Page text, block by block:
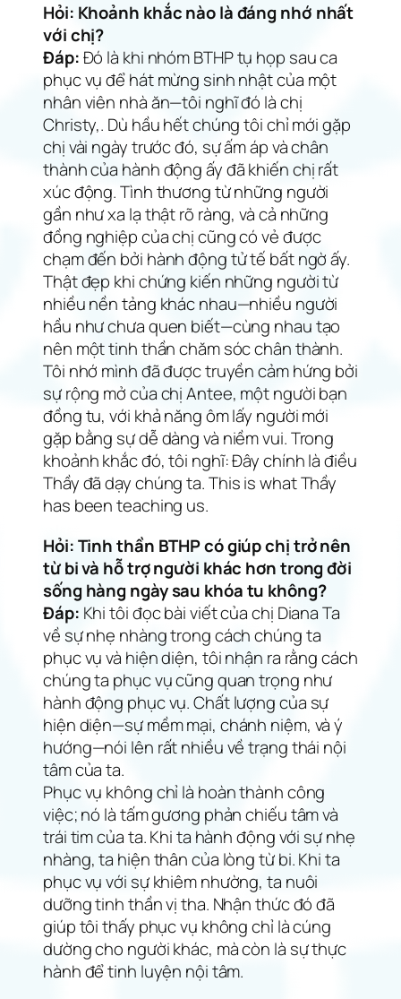
Hỏi: Khoảnh khắc nào là đáng nhớ nhất
với chị?
Đáp:Đó là khi nhóm BTHP tụ họp sau ca
phục vụ để hát mừng sinh nhật của một
nhân viên nhà ăn—tôi nghĩ đó là chị
Christy,. Dù hầu hết chúng tôi chỉ mới gặp
chị vài ngày trước đó, sự ấm áp và chân
thành của hành động ấy đã khiến chị rất
xúc động. Tình thương từ những người
gần như xa lạ thật rõ ràng, và cả những
đồng nghiệp của chị cũng có vẻ được
chạm đến bởi hành động tử tế bất ngờ ấy.
Thật đẹp khi chứng kiến những người từ
nhiều nền tảng khác nhau—nhiều người
hầu như chưa quen biết—cùng nhau tạo
nên một tinh thần chăm sóc chân thành.
Tôi nhớ mình đã được truyền cảm hứng bởi
sự rộng mở của chị Antee, một người bạn
đồng tu, với khả năng ôm lấy người mới
gặp bằng sự dễ dàng và niềm vui. Trong
khoảnh khắc đó, tôi nghĩ: Đây chính là điều
Thầy đã dạy chúng ta.This is what Thầy
has been teaching us.
Hỏi: Tinh thần BTHP có giúp chị trở nên
từ bi và hỗ trợ người khác hơn trong đời
sống hàng ngày sau khóa tu không?
Đáp: Khi tôi đọc bài viết của chị Diana Ta
về sự nhẹ nhàng trong cách chúng ta
phục vụ và hiện diện, tôi nhận ra rằng cách
chúng ta phục vụ cũng quan trọng như
hành động phục vụ. Chất lượng của sự
hiện diện—sự mềm mại, chánh niệm, và ý
hướng—nói lên rất nhiều về trạng thái nội
tâm của ta.
Phục vụ không chỉ là hoàn thành công
việc; nó là tấm gương phản chiếu tâm và
trái tim của ta. Khi ta hành động với sự nhẹ
nhàng, ta hiện thân của lòng từ bi. Khi ta
phục vụ với sự khiêm nhường, ta nuôi
dưỡng tinh thần vị tha. Nhận thức đó đã
giúp tôi thấy phục vụ không chỉ là cúng
dường cho người khác, mà còn là sự thực
hành để tinh luyện nội tâm.